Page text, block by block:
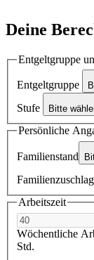
Deine
Entgeltgruppe
Entgeltgruppe
Stufe Bitte
Persönliche
Familienstand
Familienzuschlag
Arbeitszeit
Wöchentliche
Std.